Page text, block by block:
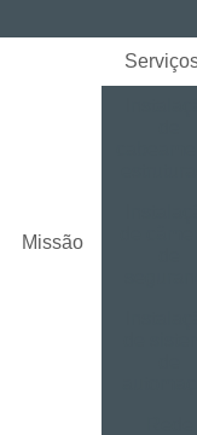
Missão